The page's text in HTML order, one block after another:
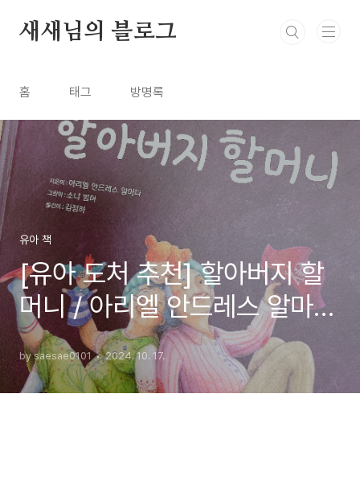
새새님의 블로그
홈 태그 방명록
유아 책
[유아 도처 추천] 할아버지 할
머니 / 아리엘 안드레스 알마
다, 소냐 빔머
by saesae0101 2024. 10. 17.